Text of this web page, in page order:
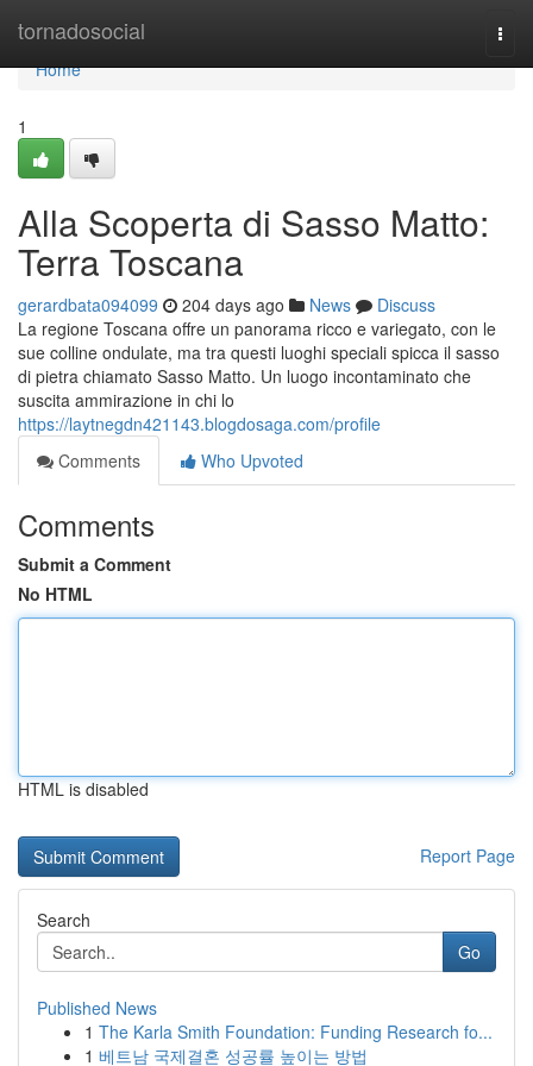
tornadosocial
Home
Home
1
Alla Scoperta di Sasso Matto:
Terra Toscana
gerardbata094099 204 days ago News
Discuss
La regione Toscana offre un panorama ricco e variegato, con le
sue colline ondulate, ma tra questi luoghi speciali spicca il sasso
di pietra chiamato Sasso Matto. Un luogo incontaminato che
suscita ammirazione in chi lo
https://laytnegdn421143.blogdosaga.com/profile
Comments
Who Upvoted
Comments
Submit a Comment
No HTML
HTML is disabled
Report Page
Search
Go
Published News
1 The Karla Smith Foundation: Funding Research fo...
1 베트남 국제결혼 성공률 높이는 방법